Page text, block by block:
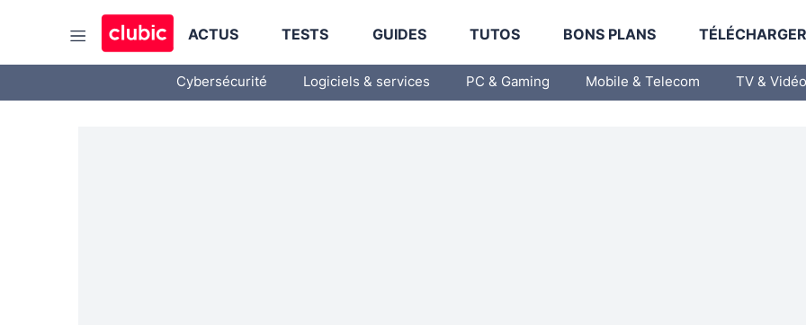
ACTUS TESTS GUIDES TUTOS BONS PLANS
Cybersécurité Logiciels & services PC & Gaming Mobile & Telecom TV & Vidéo